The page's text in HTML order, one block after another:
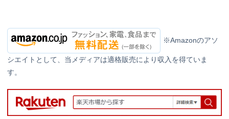
※Amazonのアソ
シエイトとして、当メディアは適格販売により収入を得ていま
す。